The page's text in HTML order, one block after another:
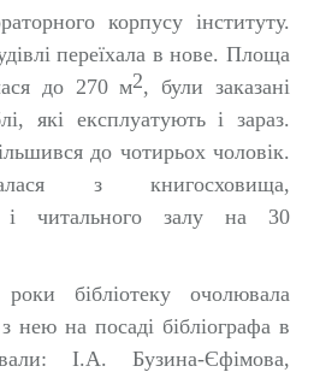
корпусу інституту.
переїхала в нове. Площа
до 270 м2, були заказані
які експлуатують і зараз.
до чотирьох чоловік.
з книгосховища,
і читального залу на 30
бібліотеку очолювала
на посаді бібліографа в
І.А. Бузина-Єфімова,